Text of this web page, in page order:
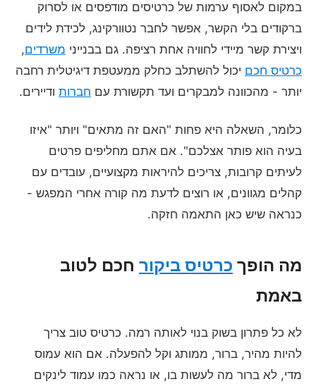
במקום לאסוף ערמות של כרטיסים מודפסים או לסרוק
ברקודים בלי הקשר, אפשר לחבר נטוורקינג, לכידת לידים
ויצירת קשר מיידי לחוויה אחת רציפה. גם בבנייני משרדים,
כרטיס חכם יכול להשתלב כחלק ממעטפת דיגיטלית רחבה
יותר - מהכוונה למבקרים ועד תקשורת עם חברות ודיירים.
כלומר, השאלה היא פחות "האם זה מתאים" ויותר "איזו
בעיה הוא פותר אצלכם". אם אתם מחליפים פרטים
לעיתים קרובות, צריכים להיראות מקצועיים, עובדים עם
קהלים מגוונים, או רוצים לדעת מה קורה אחרי המפגש -
כנראה שיש כאן התאמה חזקה.
מה הופך כרטיס ביקור חכם לטוב
באמת
לא כל פתרון בשוק בנוי לאותה רמה. כרטיס טוב צריך
להיות מהיר, ברור, ממותג וקל להפעלה. אם הוא עמוס
מדי, לא ברור מה לעשות בו, או נראה כמו עמוד לינקים